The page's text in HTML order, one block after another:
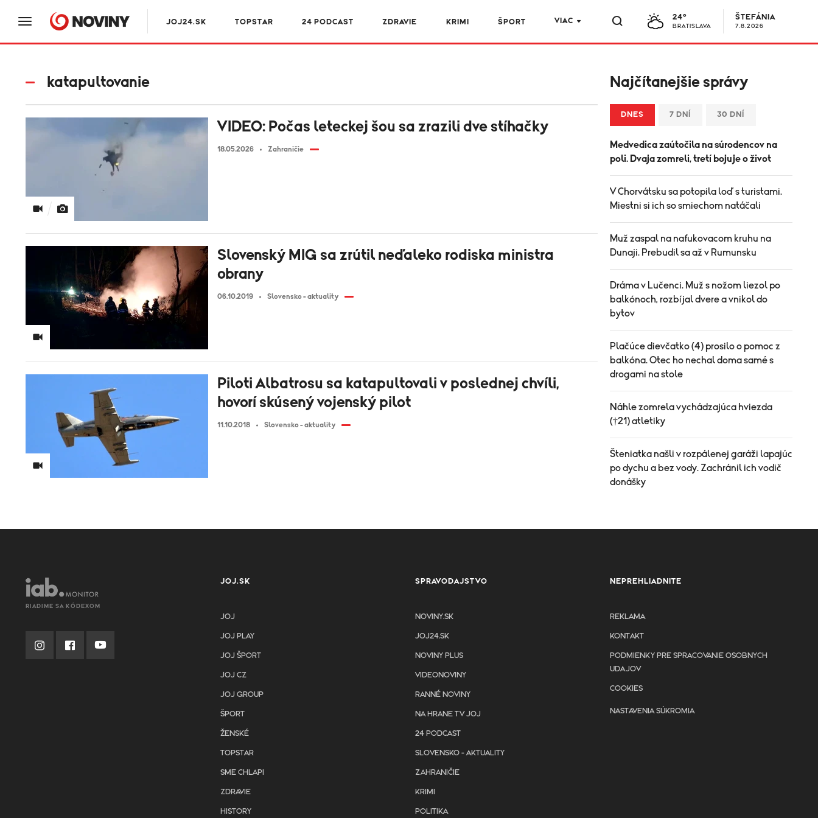
JOJ24.SK TOPSTAR 24 PODCAST ZDRAVIE KRIMI ŠPORT VIAC 24°
BRATISLAVA
ŠTEFÁNIA
7.8.2026
katapultovanie
VIDEO: Počas leteckej šou sa zrazili dve stíhačky
18.05.2026 Zahraničie
Slovenský MIG sa zrútil neďaleko rodiska ministra
obrany
06.10.2019 Slovensko - aktuality
Piloti Albatrosu sa katapultovali v poslednej chvíli,
hovorí skúsený vojenský pilot
11.10.2018 Slovensko - aktuality
Najčítanejšie správy
DNES 7 DNÍ 30 DNÍ
Medvedica zaútočila na súrodencov na
poli. Dvaja zomreli, tretí bojuje o život
V Chorvátsku sa potopila loď s turistami.
Miestni si ich so smiechom natáčali
Muž zaspal na nafukovacom kruhu na
Dunaji. Prebudil sa až v Rumunsku
Dráma v Lučenci. Muž s nožom liezol po
balkónoch, rozbíjal dvere a vnikol do
bytov
Plačúce dievčatko (4) prosilo o pomoc z
balkóna. Otec ho nechal doma samé s
drogami na stole
Náhle zomrela vychádzajúca hviezda
(†21) atletiky
Šteniatka našli v rozpálenej garáži lapajúc
po dychu a bez vody. Zachránil ich vodič
donášky
RIADIME SA KÓDEXOM
JOJ.SK
JOJ
JOJ PLAY
JOJ ŠPORT
JOJ CZ
JOJ GROUP
ŠPORT
ŽENSKÉ
TOPSTAR
SME CHLAPI
ZDRAVIE
HISTORY
SPRAVODAJSTVO
NOVINY.SK
JOJ24.SK
NOVINY PLUS
VIDEONOVINY
RANNÉ NOVINY
NA HRANE TV JOJ
24 PODCAST
SLOVENSKO - AKTUALITY
ZAHRANIČIE
KRIMI
POLITIKA
NEPREHLIADNITE
REKLAMA
KONTAKT
PODMIENKY PRE SPRACOVANIE OSOBNYCH
UDAJOV
COOKIES
NASTAVENIA SÚKROMIA